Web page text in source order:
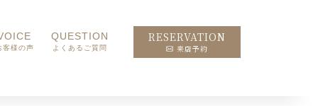
客様の声
QUESTION
よくあるご質問
RESERVATION
来店予約